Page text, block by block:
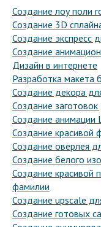
Создание лоу поли
Создание 3D
Создание экспресс
Создание
Дизайн в интернете
Разработка макета
Создание декора
Создание
Создание анимации
Создание красивой
Создание оверлея
Создание белого
Создание красивой
фамилии
Создание upscale
Создание готовых